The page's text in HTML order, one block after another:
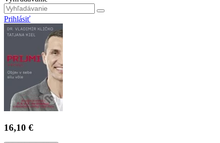
Prihlásiť
16,10 €